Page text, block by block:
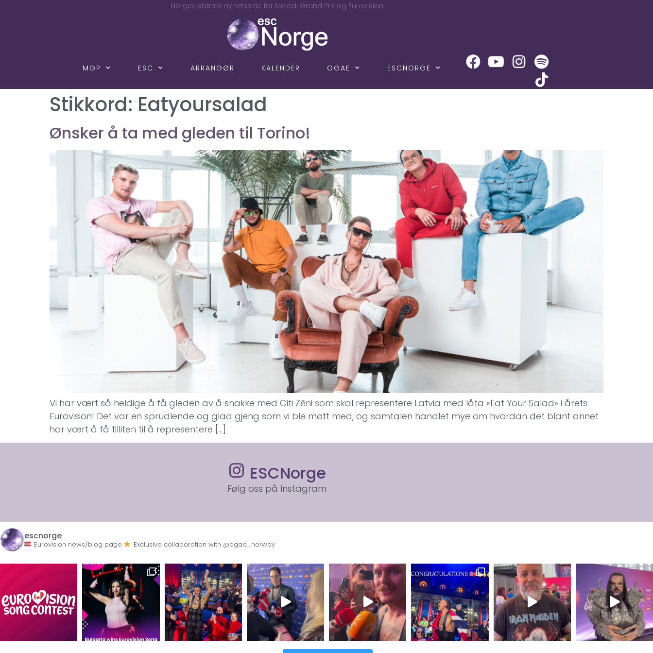
Norges største nyhetsside for Melodi Grand Prix og Eurovision
MGP ESC ARRANGØR KALENDER OGAE ESCNORGE
Stikkord: Eatyoursalad
Ønsker å ta med gleden til Torino!
Vi har vært så heldige å få gleden av å snakke med Citi Zēni som skal representere Latvia med låta «Eat Your Salad» i årets
Eurovision! Det var en sprudlende og glad gjeng som vi ble møtt med, og samtalen handlet mye om hvordan det blant annet
har vært å få tilliten til å representere […]
ESCNorge
Følg oss på Instagram
escnorge
Eurovision news/blog page Exclusive collaboration with @ogae_norway